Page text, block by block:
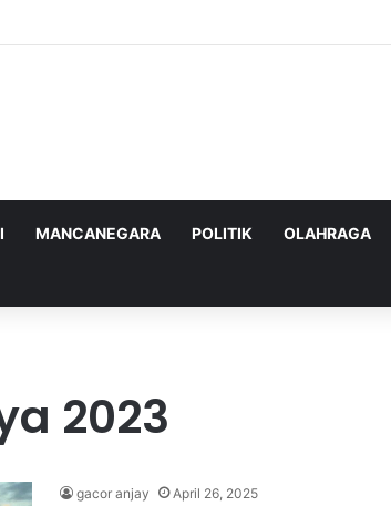
MANCANEGARA POLITIK OLAHRAGA
2023
gacor anjay April 26, 2025